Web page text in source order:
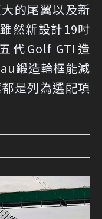
的尾翼以及新
然新設計19吋
代Golf GTI造
鍛造輪框能減
是列為選配項